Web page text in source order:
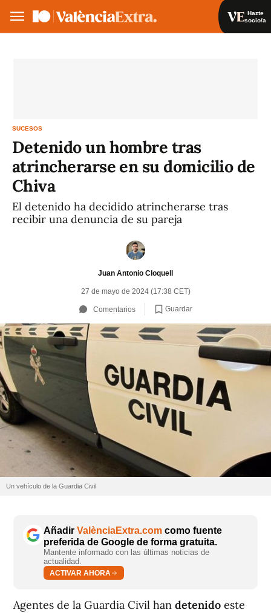
Hazte
socio/a
SUCESOS
Detenido un hombre tras
atrincherarse en su domicilio de
Chiva
El detenido ha decidido atrincherarse tras
recibir una denuncia de su pareja
Juan Antonio Cloquell
27 de mayo de 2024 (17:38 CET)
Comentarios Guardar
Un vehículo de la Guardia Civil
Añadir ValènciaExtra.com como fuente
preferida de Google de forma gratuita.
Mantente informado con las últimas noticias de
actualidad.
ACTIVAR AHORA
Agentes de la Guardia Civil han detenido este